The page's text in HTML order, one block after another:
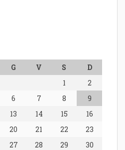
G V S
D
1
2
6 7 8
9
13 14 15
16
20 21 22
23
27 28 29
30